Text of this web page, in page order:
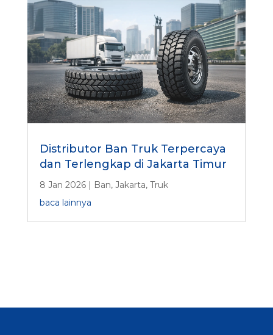
Distributor Ban Truk Terpercaya
dan Terlengkap di Jakarta Timur
8 Jan 2026| Ban, Jakarta, Truk
baca lainnya